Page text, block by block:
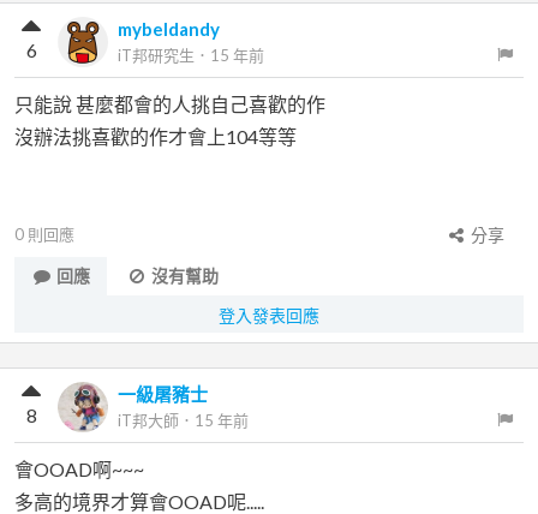
mybeldandy
iT邦研究生 ． 15 年前
6
只能說 甚麼都會的人挑自己喜歡的作
沒辦法挑喜歡的作才會上104等等
0 則回應
分享
回應
沒有幫助
登入發表回應
一級屠豬士
iT邦大師 ． 15 年前
8
會OOAD啊~~~
多高的境界才算會OOAD呢.....